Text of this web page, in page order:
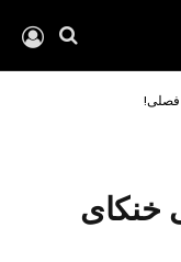
فصلی!
خنکای